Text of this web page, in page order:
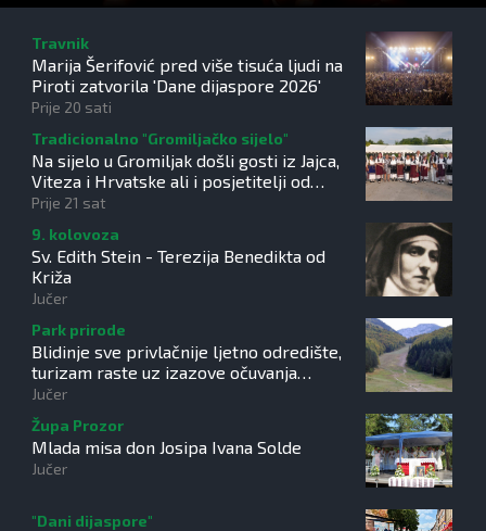
Travnik
Marija Šerifović pred više tisuća ljudi na
Piroti zatvorila 'Dane dijaspore 2026'
Prije 20 sati
Tradicionalno "Gromiljačko sijelo"
Na sijelo u Gromiljak došli gosti iz Jajca,
Viteza i Hrvatske ali i posjetitelji od
Austrije do Australije
Prije 21 sat
9. kolovoza
Sv. Edith Stein - Terezija Benedikta od
Križa
Jučer
Park prirode
Blidinje sve privlačnije ljetno odredište,
turizam raste uz izazove očuvanja
prirode
Jučer
Župa Prozor
Mlada misa don Josipa Ivana Solde
Jučer
"Dani dijaspore"